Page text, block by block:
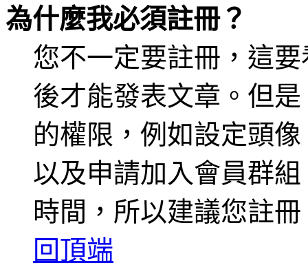
為什麼我必須註冊？
您不一定要註冊，這
後才能發表文章。但
的權限，例如設定頭
以及申請加入會員群
時間，所以建議您註冊
回頂端